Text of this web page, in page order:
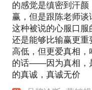
的感觉是缜密到汗
赢，但是跟陈老师
这种被说的心服口
还是能够比输赢更
高低，但更爱真相
的话——因为真相，
的真诚，真诚无价